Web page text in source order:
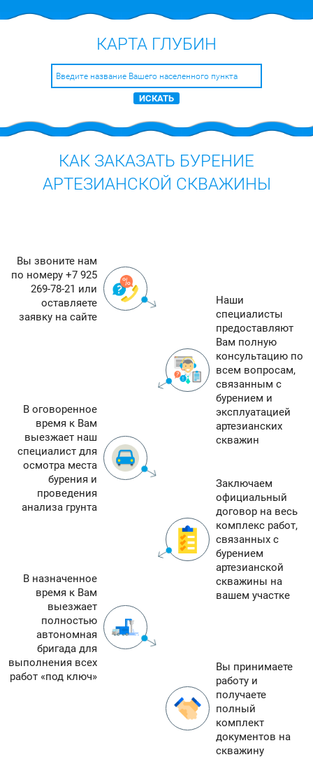
КАРТА ГЛУБИН
КАК ЗАКАЗАТЬ БУРЕНИЕ
АРТЕЗИАНСКОЙ СКВАЖИНЫ
Вы звоните нам
по номеру +7 925
269-78-21 или
оставляете
заявку на сайте
Наши
специалисты
предоставляют
Вам полную
консультацию по
всем вопросам,
связанным с
бурением и
эксплуатацией
артезианских
скважин
В оговоренное
время к Вам
выезжает наш
специалист для
осмотра места
бурения и
проведения
анализа грунта
Заключаем
официальный
договор на весь
комплекс работ,
связанных с
бурением
артезианской
скважины на
вашем участке
В назначенное
время к Вам
выезжает
полностью
автономная
бригада для
выполнения всех
работ «под ключ»
Вы принимаете
работу и
получаете
полный
комплект
документов на
скважину